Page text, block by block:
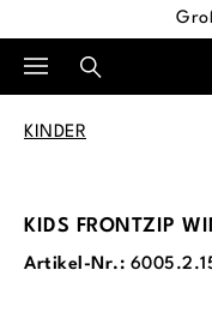
KINDER
KIDS FRONTZIP
Artikel-Nr.: